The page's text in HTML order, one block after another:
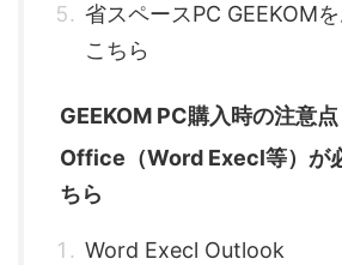
省スペースPC GEEKOM
こちら
GEEKOM PC購入時の注意点
Office（Word Execl等）が
ちら
Word Execl Outlook